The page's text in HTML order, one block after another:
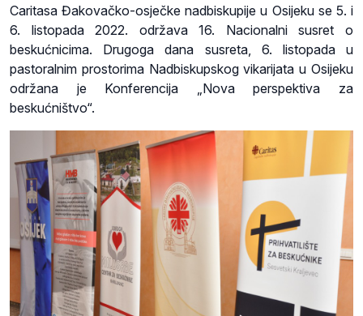
Caritasa Đakovačko-osječke nadbiskupije u Osijeku se 5. i
6. listopada 2022. održava 16. Nacionalni susret o
beskućnicima. Drugoga dana susreta, 6. listopada u
pastoralnim prostorima Nadbiskupskog vikarijata u Osijeku
održana je Konferencija „Nova perspektiva za
beskućništvo“.